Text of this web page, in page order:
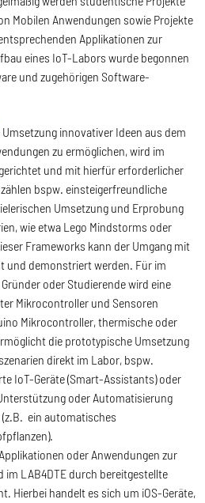
Mobilen Anwendungen sowie Projekte
Applikationen zur
eines IoT-Labors wurde begonnen
und zugehörigen Software-
innovativer Ideen aus dem
zu ermöglichen, wird im
und mit hierfür erforderlicher
bspw. einsteigerfreundliche
Umsetzung und Erprobung
wie etwa Lego Mindstorms oder
Frameworks kann der Umgang mit
und demonstriert werden. Für im
oder Studierende wird eine
Mikrocontroller und Sensoren
Mikrocontroller, thermische oder
die prototypische Umsetzung
direkt im Labor, bspw.
IoT-Geräte (Smart-Assistants) oder
oder Automatisierung
ein automatisches
oder Anwendungen zur
im LAB4DTE durch bereitgestellte
Hierbei handelt es sich um iOS-Geräte,